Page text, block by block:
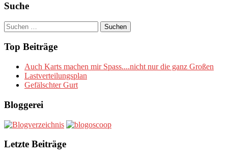
Suche
Suchen
nach:
Top Beiträge
Auch Karts machen mir Spass....nicht nur die ganz Großen
Lastverteilungsplan
Gefälschter Gurt
Bloggerei
Letzte Beiträge